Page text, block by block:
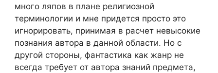
много ляпов в плане религиозной
терминологии и мне придется просто это
игнорировать, принимая в расчет невысокие
познания автора в данной области. Но с
другой стороны, фантастика как жанр не
всегда требует от автора знаний предмета,